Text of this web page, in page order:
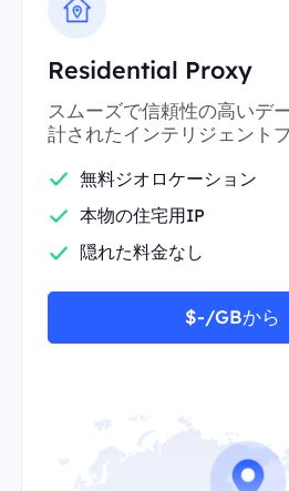
Residential Proxy
スムーズで信頼性の高いデ
計されたインテリジェントプ
無料ジオロケーション
本物の住宅用IP
隠れた料金なし
$-/GBから